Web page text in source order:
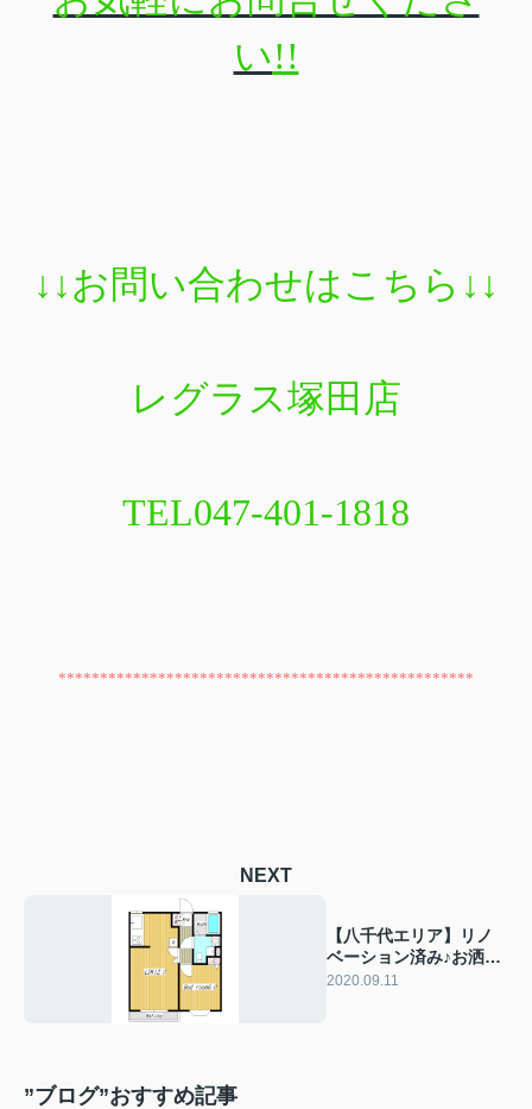
い!!
↓↓お問い合わせはこちら ↓↓
レグラス塚田店
TEL047-401-1818
**************************************************
NEXT
【八千代エリア】リノ
ベーション済み♪お洒落
な物件です！！
2020.09.11
”ブログ”おすすめ記事